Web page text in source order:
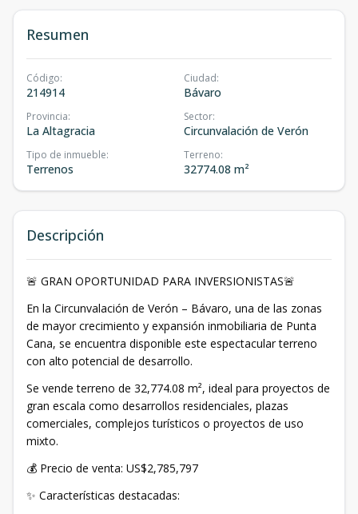
Resumen
Código:
214914
Ciudad:
Bávaro
Provincia:
La Altagracia
Sector:
Circunvalación de Verón
Tipo de inmueble:
Terrenos
Terreno:
32774.08 m²
Descripción
🚨 GRAN OPORTUNIDAD PARA INVERSIONISTAS🚨
En la Circunvalación de Verón – Bávaro, una de las zonas
de mayor crecimiento y expansión inmobiliaria de Punta
Cana, se encuentra disponible este espectacular terreno
con alto potencial de desarrollo.
Se vende terreno de 32,774.08 m², ideal para proyectos de
gran escala como desarrollos residenciales, plazas
comerciales, complejos turísticos o proyectos de uso
mixto.
💰 Precio de venta: US$2,785,797
✨ Características destacadas: